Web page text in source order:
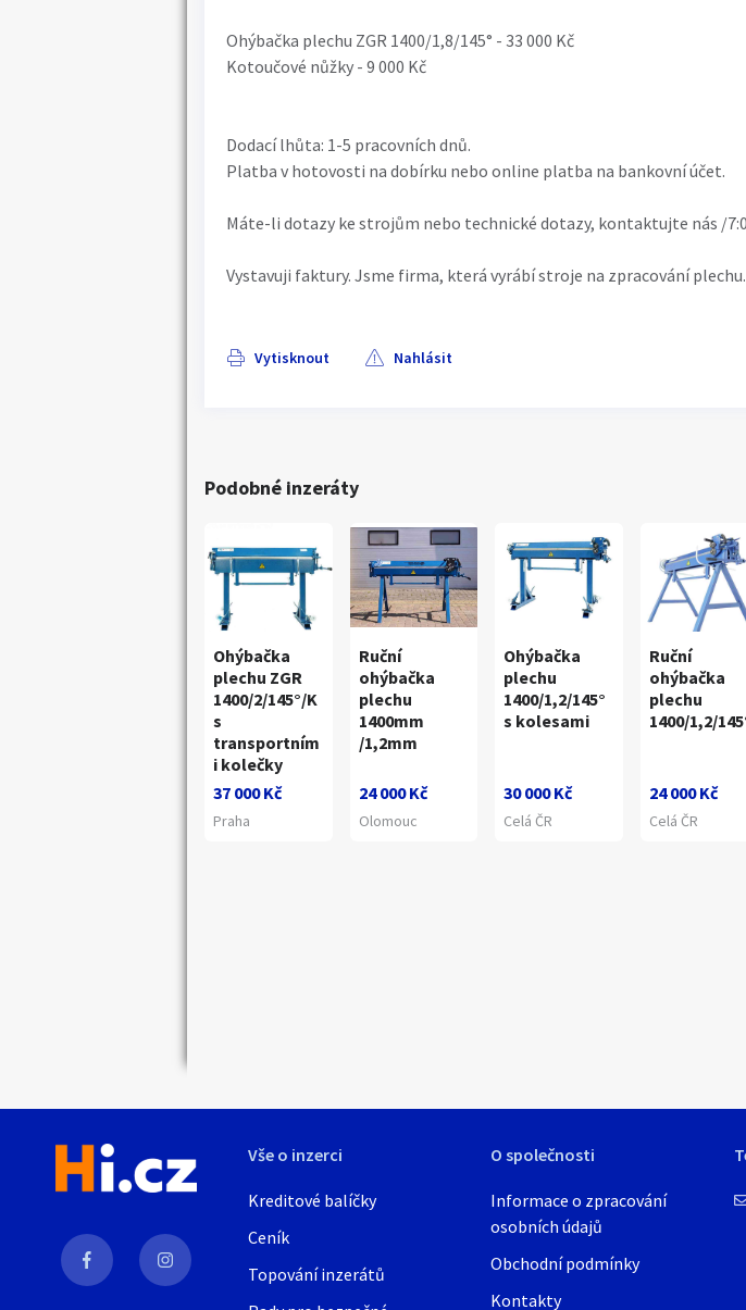
Ohýbačka plechu ZGR 1400/1,8/145° - 33 000 Kč
Kotoučové nůžky - 9 000 Kč
Dodací lhůta: 1-5 pracovních dnů.
Platba v hotovosti na dobírku nebo online platba na bankovní účet.
Máte-li dotazy ke strojům nebo technické dotazy, kontaktujte nás /
Vystavuji faktury. Jsme firma, která vyrábí stroje na zpracování plechu.
Vytisknout Nahlásit
Podobné inzeráty
Ohýbačka
plechu ZGR
1400/2/145°/K
s
transportním
i kolečky
37 000 Kč
Praha
Ruční
ohýbačka
plechu
1400mm
/1,2mm
24 000 Kč
Olomouc
Ohýbačka
plechu
1400/1,2/145°
s kolesami
30 000 Kč
Celá ČR
Ruční
ohýbačka
plechu
1400/1,2/
24 000 Kč
Celá ČR
Vše o inzerci
Kreditové balíčky
Ceník
Topování inzerátů
O společnosti
Informace o zpracování
osobních údajů
Obchodní podmínky
Kontakty